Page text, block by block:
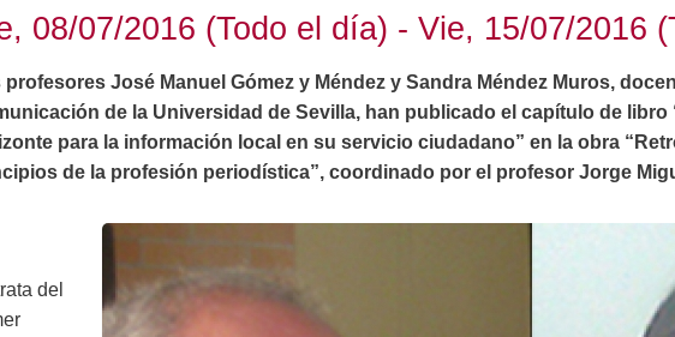
08/07/2016 (Todo el día) - Vie, 15/07/2016
profesores José Manuel Gómez y Méndez y Sandra Méndez Muros,
de la Universidad de Sevilla, han publicado el capítulo de
para la información local en su servicio ciudadano” en la obra
de la profesión periodística”, coordinado por el profesor Jorge
del